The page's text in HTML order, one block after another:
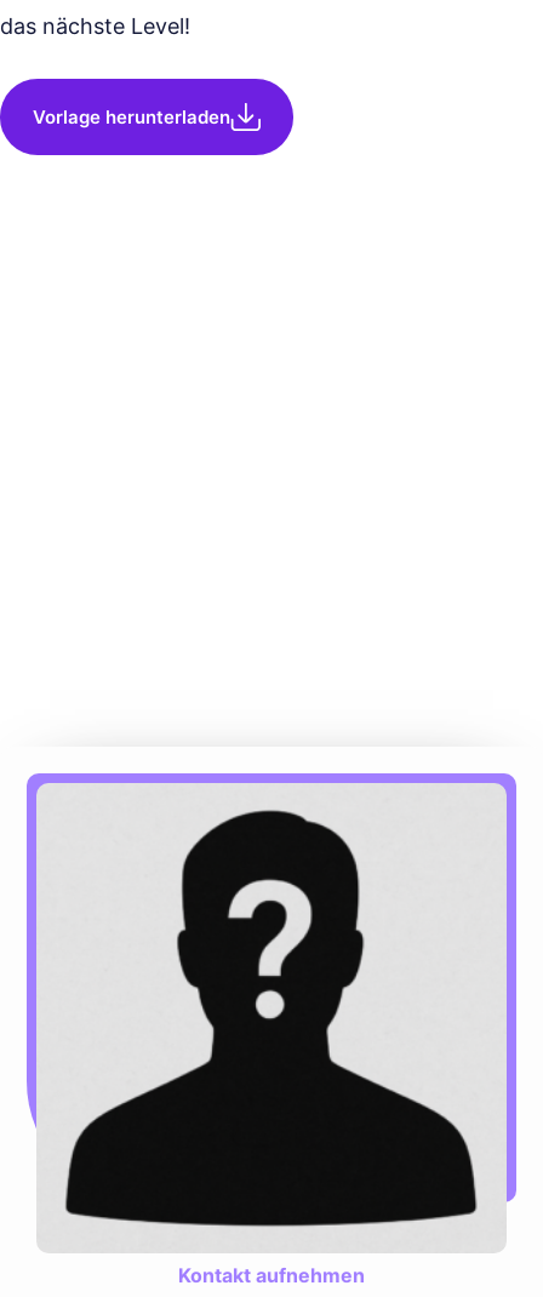
das nächste Level!
Vorlage herunterladen
Kontakt aufnehmen